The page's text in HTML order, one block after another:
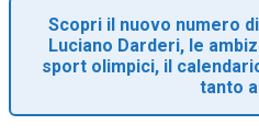
Scopri il nuovo numero di
Luciano Darderi, le
sport olimpici, il
tanto